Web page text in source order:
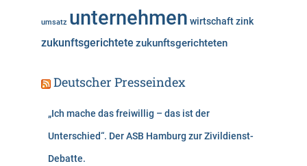
umsatz unternehmen wirtschaftzink
zukunftsgerichtete zukunftsgerichteten
Deutscher Presseindex
„Ich mache das freiwillig – das ist der
Unterschied“. Der ASB Hamburg zur Zivildienst-
Debatte.